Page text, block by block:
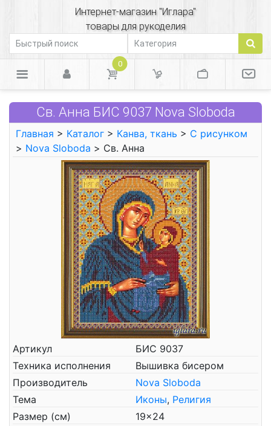
Интернет-магазин "Иглара"
товары для рукоделия
0
Св. Анна БИС 9037 Nova Sloboda
Главная > Каталог > Канва, ткань > С рисунком
> Nova Sloboda > Св. Анна
Артикул
БИС 9037
Техника исполнения
Вышивка бисером
Производитель
Nova Sloboda
Тема
Иконы, Религия
Размер (см)
19x24